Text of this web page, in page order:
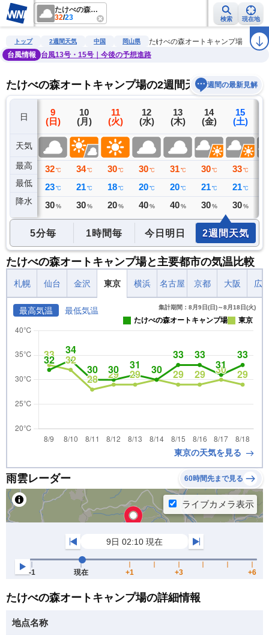
たけべの森オートキャンプ場
32/23 検索 現在地
雨雲レーダー 台風情報 地震情報 警報・注意報 2週間天気 ラ
トップ 2週間天気 中国 岡山県
たけべの森オートキャンプ場
台風情報
台風13号・15号｜今後の予想進路
たけべの森オートキャンプ場の2週間天気予報週間の最新見解
日
天気
最高
最低
降水
8
(土)
33 ℃
23 ℃
0 ミリ
9
(日)
32 ℃
23 ℃
30 %
10
(月)
34 ℃
21 ℃
30 %
11
(火)
30 ℃
18 ℃
20 %
12
(水)
30 ℃
20 ℃
40 %
13
(木)
31 ℃
20 ℃
40 %
14
(金)
30 ℃
21 ℃
30 %
15
(土)
33 ℃
21 ℃
30 %
5分毎 1時間毎 今日明日 2週間天気
たけべの森オートキャンプ場と主要都市の気温比較
札幌 仙台 金沢 東京 横浜 名古屋 京都 大阪 広
最高気温 最低気温 集計期間：8月9日(日)～8月18日(火)
たけべの森オートキャンプ場 東京
東京の天気を見る
雨雲レーダー 60時間先まで見る
たけべの森オートキャンプ場の詳細情報
地点名称